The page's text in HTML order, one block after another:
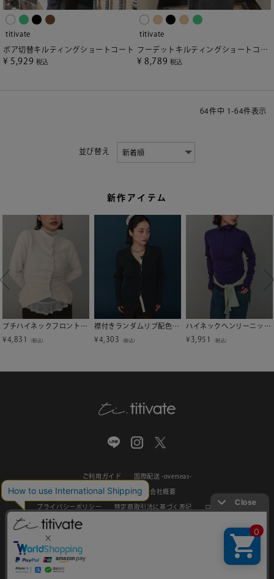
titivate
ボア切替キルティングショートコート
¥ 5,929 税込
titivate
フーデットキルティングショートコート
¥ 8,789 税込
64件中 1-64件表示
並び替え
新作アイテム
プチハイネックフロントギャザーボタンニット【miette ミエット】【メール便可／100】
¥4,831 （税込）
襟付きランダムリブ配色ニットカーディガン【miette ミエット】
¥4,303 （税込）
ハイネックヘンリーニットトップス【miette ミエット】
¥ 3,951 （税込）
ご利用ガイド 国際配送 -overseas-
お問い合わせ 会社概要
プライバシーポリシー 特定商取引法に基づく表記 ログアウト